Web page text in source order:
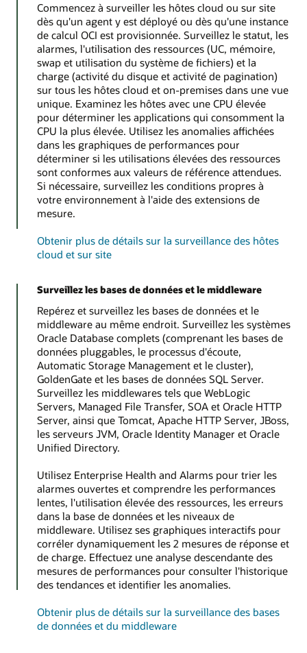
Commencez à surveiller les hôtes cloud ou sur site
dès qu'un agent y est déployé ou dès qu'une instance
de calcul OCI est provisionnée. Surveillez le statut, les
alarmes, l'utilisation des ressources (UC, mémoire,
swap et utilisation du système de fichiers) et la
charge (activité du disque et activité de pagination)
sur tous les hôtes cloud et on-premises dans une vue
unique. Examinez les hôtes avec une CPU élevée
pour déterminer les applications qui consomment la
CPU la plus élevée. Utilisez les anomalies affichées
dans les graphiques de performances pour
déterminer si les utilisations élevées des ressources
sont conformes aux valeurs de référence attendues.
Si nécessaire, surveillez les conditions propres à
votre environnement à l'aide des extensions de
mesure.
Obtenir plus de détails sur la surveillance des hôtes
cloud et sur site
Surveillez les bases de données et le middleware
Repérez et surveillez les bases de données et le
middleware au même endroit. Surveillez les systèmes
Oracle Database complets (comprenant les bases de
données pluggables, le processus d'écoute,
Automatic Storage Management et le cluster),
GoldenGate et les bases de données SQL Server.
Surveillez les middlewares tels que WebLogic
Servers, Managed File Transfer, SOA et Oracle HTTP
Server, ainsi que Tomcat, Apache HTTP Server, JBoss,
les serveurs JVM, Oracle Identity Manager et Oracle
Unified Directory.
Utilisez Enterprise Health and Alarms pour trier les
alarmes ouvertes et comprendre les performances
lentes, l'utilisation élevée des ressources, les erreurs
dans la base de données et les niveaux de
middleware. Utilisez ses graphiques interactifs pour
corréler dynamiquement les 2 mesures de réponse et
de charge. Effectuez une analyse descendante des
mesures de performances pour consulter l'historique
des tendances et identifier les anomalies.
Obtenir plus de détails sur la surveillance des bases
de données et du middleware